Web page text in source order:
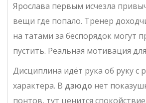
Ярослава первым исчезла
вещи где попало. Тренер
на татами за беспорядок могут
пустить. Реальная мотивация
Дисциплина идёт рука об руку с
характера. В дзюдо нет
понтов, тут ценится